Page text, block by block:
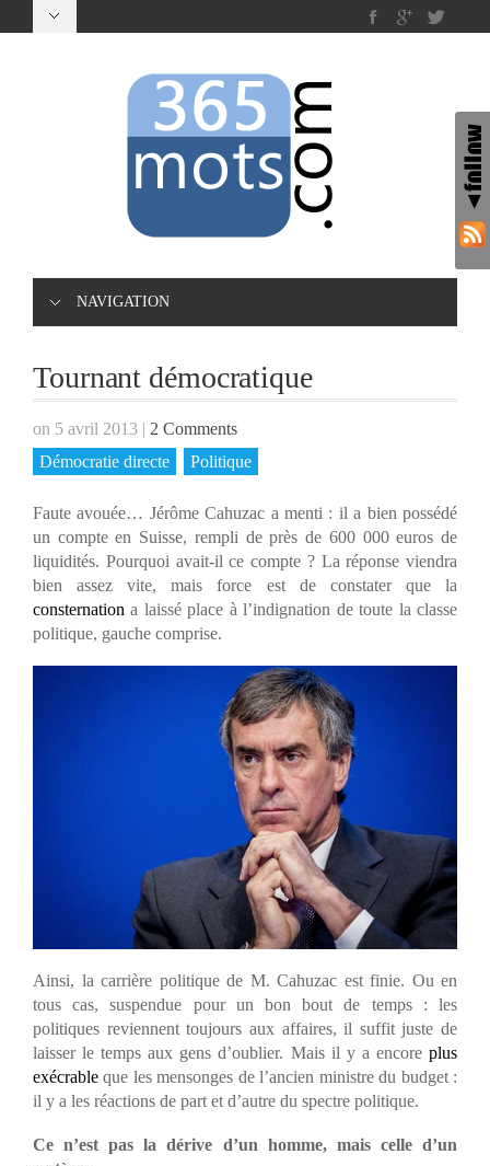
NAVIGATION
Tournant démocratique
on 5 avril 2013 | 2 Comments
Démocratie directe
Politique
Faute avouée… Jérôme Cahuzac a menti : il a bien possédé
un compte en Suisse, rempli de près de 600 000 euros de
liquidités. Pourquoi avait-il ce compte ? La réponse viendra
bien assez vite, mais force est de constater que la
consternation a laissé place à l’indignation de toute la classe
politique, gauche comprise.
Ainsi, la carrière politique de M. Cahuzac est finie. Ou en
tous cas, suspendue pour un bon bout de temps : les
politiques reviennent toujours aux affaires, il suffit juste de
laisser le temps aux gens d’oublier. Mais il y a encore plus
exécrable que les mensonges de l’ancien ministre du budget :
il y a les réactions de part et d’autre du spectre politique.
Ce n’est pas la dérive d’un homme, mais celle d’un